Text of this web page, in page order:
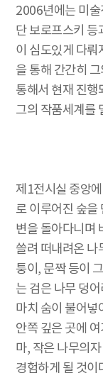
2006년에는 미
단 보로프스키 등
이 심도있게 다뤄
을 통해 간간히
통해서 현재 진행
그의 작품세계를
제1전시실 중앙
로 이루어진 숲을
변을 돌아다니며
쓸려 떠내려온 나
퉁이, 문짝 등이
는 검은 나무 덩
마치 숨이 불어넣
안쪽 깊은 곳에
마, 작은 나무의
경험하게 될 것